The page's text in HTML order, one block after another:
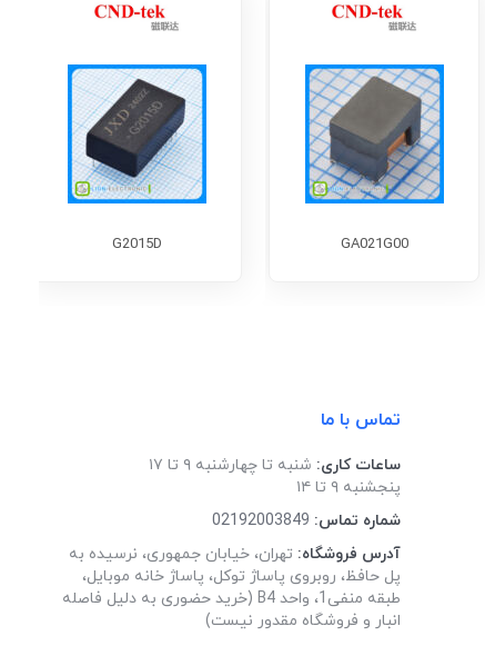
GA021G00
G2015D
تماس با ما
ساعات کاری: شنبه تا چهارشنبه ۹ تا ۱۷
پنجشنبه ۹ تا ۱۴
شماره تماس: 02192003849
آدرس فروشگاه: تهران، خیابان جمهوری، نرسیده به
پل حافظ، روبروی پاساژ توکل، پاساژ خانه موبایل،
طبقه منفی1، واحد B4 (خرید حضوری به دلیل فاصله
انبار و فروشگاه مقدور نیست)